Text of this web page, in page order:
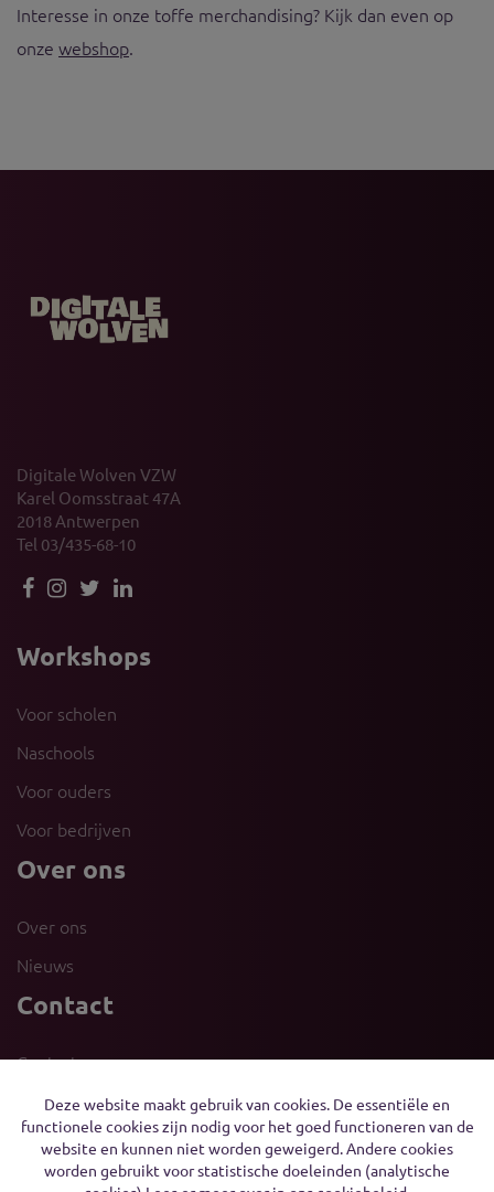
Interesse in onze toffe merchandising? Kijk dan even op
onze webshop.
Digitale Wolven VZW
Karel Oomsstraat 47A
2018 Antwerpen
Tel 03/435-68-10
Workshops
Voor scholen
Naschools
Voor ouders
Voor bedrijven
Over ons
Over ons
Nieuws
Contact
Contact
Vrijwilliger
Sponsor
Deze website maakt gebruik van cookies. De essentiële en
functionele cookies zijn nodig voor het goed functioneren van de
website en kunnen niet worden geweigerd. Andere cookies
worden gebruikt voor statistische doeleinden (analytische